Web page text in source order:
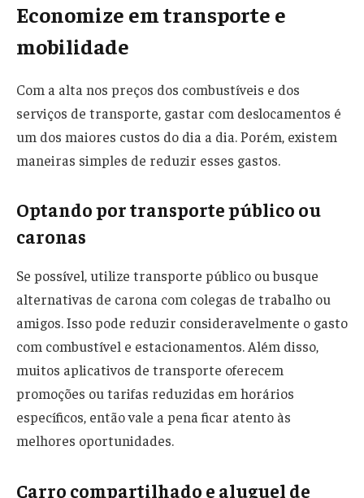
Economize em transporte e
mobilidade
Com a alta nos preços dos combustíveis e dos
serviços de transporte, gastar com deslocamentos é
um dos maiores custos do dia a dia. Porém, existem
maneiras simples de reduzir esses gastos.
Optando por transporte público ou
caronas
Se possível, utilize transporte público ou busque
alternativas de carona com colegas de trabalho ou
amigos. Isso pode reduzir consideravelmente o gasto
com combustível e estacionamentos. Além disso,
muitos aplicativos de transporte oferecem
promoções ou tarifas reduzidas em horários
específicos, então vale a pena ficar atento às
melhores oportunidades.
Carro compartilhado e aluguel de